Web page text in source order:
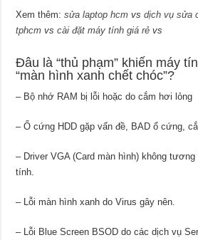
Xem thêm:sửa laptop hcm vsdịch vụ sửa
tphcm vscài đặt máy tính giá rẻ vs
Đâu là “thủ phạm” khiến máy
“màn hình xanh chết chóc”?
– Bộ nhớ RAM bị lỗi hoặc do cắm hơi lỏng
– Ổ cứng HDD gặp vấn đề, BAD ổ cứng,
– Driver VGA (Card màn hình) không
tính.
– Lỗi màn hình xanh do Virus gây nên.
– Lỗi Blue Screen BSOD do các dịch vụ